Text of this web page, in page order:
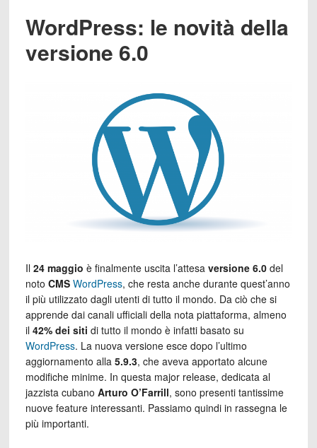
WordPress: le novità della
versione 6.0
Il 24 maggio è finalmente uscita l’attesa versione 6.0del
noto CMS WordPress, che resta anche durante quest’anno
il più utilizzato dagli utenti di tutto il mondo. Da ciò che si
apprende dai canali ufficiali della nota piattaforma, almeno
il 42% dei siti di tutto il mondo è infatti basato su
WordPress. La nuova versione esce dopo l’ultimo
aggiornamento alla 5.9.3, che aveva apportato alcune
modifiche minime. In questa major release, dedicata al
jazzista cubano Arturo O’Farrill, sono presenti tantissime
nuove feature interessanti. Passiamo quindi in rassegna le
più importanti.